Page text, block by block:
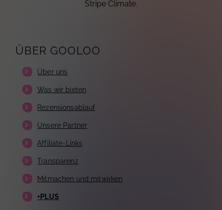
Stripe Climate.
ÜBER GOOLOO
Über uns
Was wir bieten
Rezensionsablauf
Unsere Partner
Affiliate-Links
Transparenz
Mitmachen und mitwirken
+PLUS